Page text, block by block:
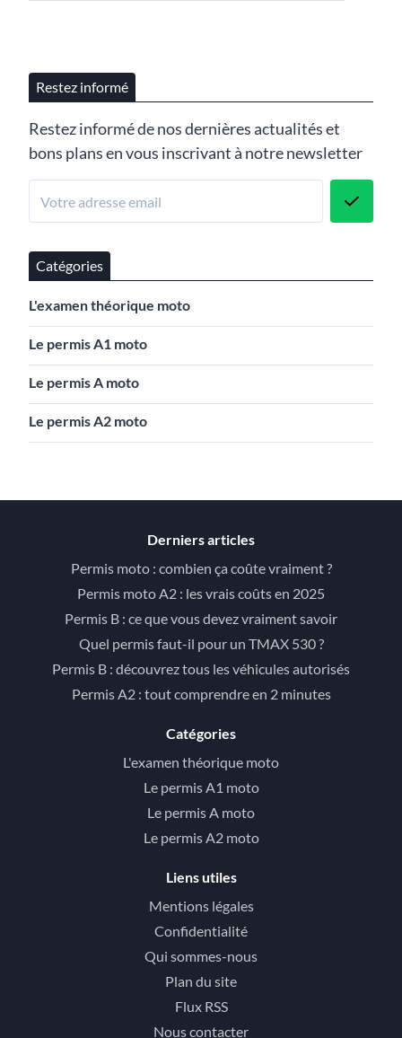
Restez informé
Restez informé de nos dernières actualités et
bons plans en vous inscrivant à notre newsletter
Catégories
L'examen théorique moto
Le permis A1 moto
Le permis A moto
Le permis A2 moto
Derniers articles
Permis moto : combien ça coûte vraiment ?
Permis moto A2 : les vrais coûts en 2025
Permis B : ce que vous devez vraiment savoir
Quel permis faut-il pour un TMAX 530 ?
Permis B : découvrez tous les véhicules autorisés
Permis A2 : tout comprendre en 2 minutes
Catégories
L'examen théorique moto
Le permis A1 moto
Le permis A moto
Le permis A2 moto
Liens utiles
Mentions légales
Confidentialité
Qui sommes-nous
Plan du site
Flux RSS
Nous contacter